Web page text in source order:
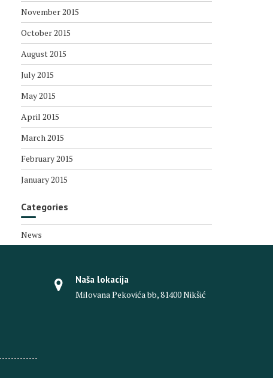
November 2015
October 2015
August 2015
July 2015
May 2015
April 2015
March 2015
February 2015
January 2015
Categories
News
Naša lokacija
Milovana Pekovića bb, 81400 Nikšić